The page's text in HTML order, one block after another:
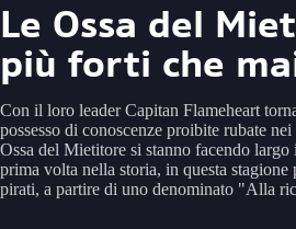
Le Ossa del
più forti che
Con il loro leader Capitan Flameheart
possesso di conoscenze proibite rubate
Ossa del Mietitore si stanno facendo
prima volta nella storia, in questa
pirati, a partire di uno denominato "Alla